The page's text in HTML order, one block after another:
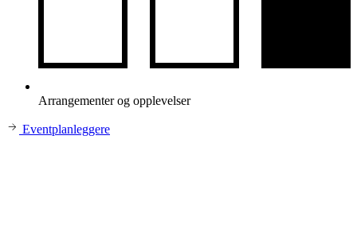
Arrangementer og opplevelser
Eventplanleggere